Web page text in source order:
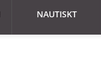
NAUTISKT